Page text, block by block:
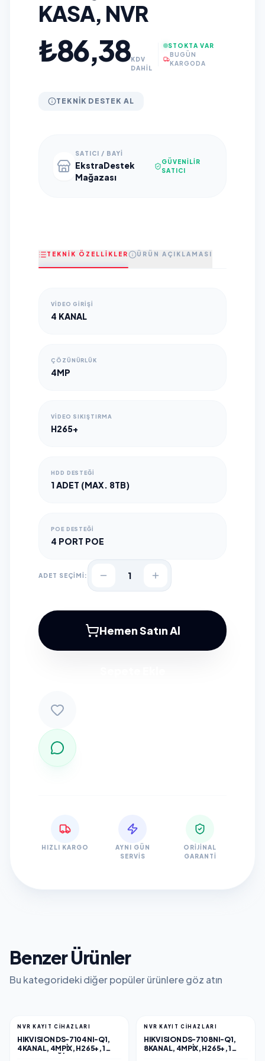
KASA, NVR
₺86,38KDV
DAHİL
STOKTA VAR
BUGÜN
KARGODA
TEKNIK DESTEK AL
SATICI / BAYI
EkstraDestek
Mağazası
GÜVENILIR
SATICI
TEKNİK ÖZELLİKLER ÜRÜN AÇIKLAMASI
VIDEO GIRIŞI
4 KANAL
ÇÖZÜNÜRLÜK
4MP
VIDEO SIKIŞTIRMA
H265+
HDD DESTEĞI
1 ADET (MAX. 8TB)
POE DESTEĞI
4 PORT POE
ADET SEÇİMİ: 1
Hemen Satın Al
HIZLI KARGO
AYNI GÜN
SERVIS
ORIJINAL
GARANTI
Benzer Ürünler
Bu kategorideki diğer popüler ürünlere göz atın
NVR KAYIT CİHAZLARI
HIKVISION DS-7104NI-Q1,
4KANAL, 4MPIX, H265+, 1
NVR KAYIT CİHAZLARI
HIKVISION DS-7108NI-Q1,
8KANAL, 4MPIX, H265+, 1